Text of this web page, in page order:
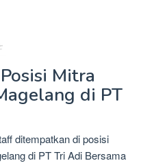
Mitra
di PT
ditempatkan di posisi
di PT Tri Adi Bersama